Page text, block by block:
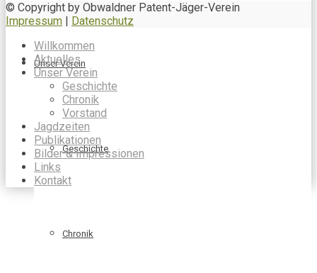
Unser Verein
Geschichte
Chronik
© Copyright by Obwaldner Patent-Jäger-Verein
Impressum
Datenschutz
Willkommen
Aktuelles
Unser Verein
Geschichte
Chronik
Vorstand
Jagdzeiten
Publikationen
Bilder & Impressionen
Links
Kontakt